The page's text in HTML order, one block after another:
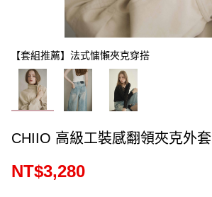
【套組推薦】法式慵懶夾克穿搭
CHIIO 高級工裝感翻領夾克外套
NT$3,280